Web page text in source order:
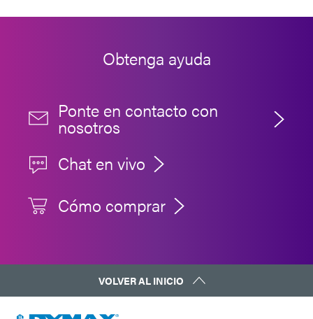
Obtenga ayuda
Ponte en contacto con
nosotros
Chat en vivo
Cómo comprar
VOLVER AL INICIO